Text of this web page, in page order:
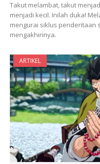
Takut melambat, takut
menjadi kecil. Inilah duka!
mengurai siklus penderitaan
mengakhirinya.
ARTIKEL